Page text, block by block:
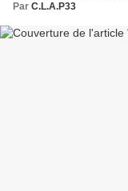
Par C.L.A.P33